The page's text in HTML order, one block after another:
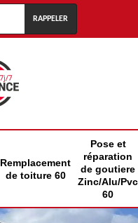
Remplacement
de toiture 60
Pose et
réparation
de goutiere
Zinc/Alu/Pvc
60